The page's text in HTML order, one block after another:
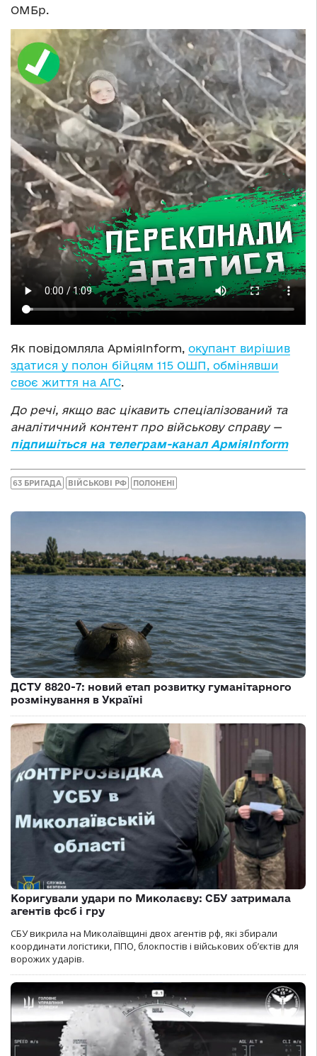
ОМБр.
Як повідомляла АрміяInform, окупант вирішив
здатися у полон бійцям 115 ОШП, обмінявши
своє життя на АГС.
До речі, якщо вас цікавить спеціалізований та
аналітичний контент про військову справу —
підпишіться на телеграм-канал АрміяInform
63 БРИГАДА ВІЙСЬКОВІ РФ ПОЛОНЕНІ
ДСТУ 8820-7: новий етап розвитку гуманітарного
розмінування в Україні
Коригували удари по Миколаєву: СБУ затримала
агентів фсб і гру
СБУ викрила на Миколаївщині двох агентів рф, які збирали
координати логістики, ППО, блокпостів і військових об’єктів для
ворожих ударів.